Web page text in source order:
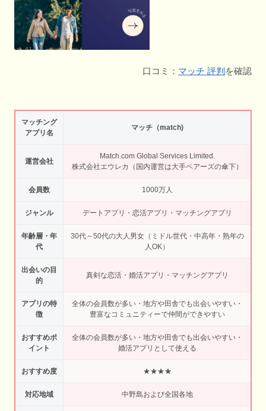
口コミ： マッチ 評判 を確認
マッチング
アプリ名
マッチ（match)
運営会社
Match.com Global Services Limited.
株式会社エウレカ（国内運営は大手ペアーズの傘下）
会員数 1000万人
ジャンル デートアプリ・恋活アプリ・マッチングアプリ
年齢層・年
代
30代～50代の大人男女（ミドル世代・中高年・熟年の
人OK）
出会いの目
的
真剣な恋活・婚活アプリ・マッチングアプリ
アプリの特
徴
全体の会員数が多い・地方や田舎でも出会いやすい・
豊富なコミュニティーで仲間ができやすい
おすすめポ
イント
全体の会員数が多い・地方や田舎でも出会いやすい・
婚活アプリとして使える
おすすめ度 ★★★★
対応地域 中野島および全国各地